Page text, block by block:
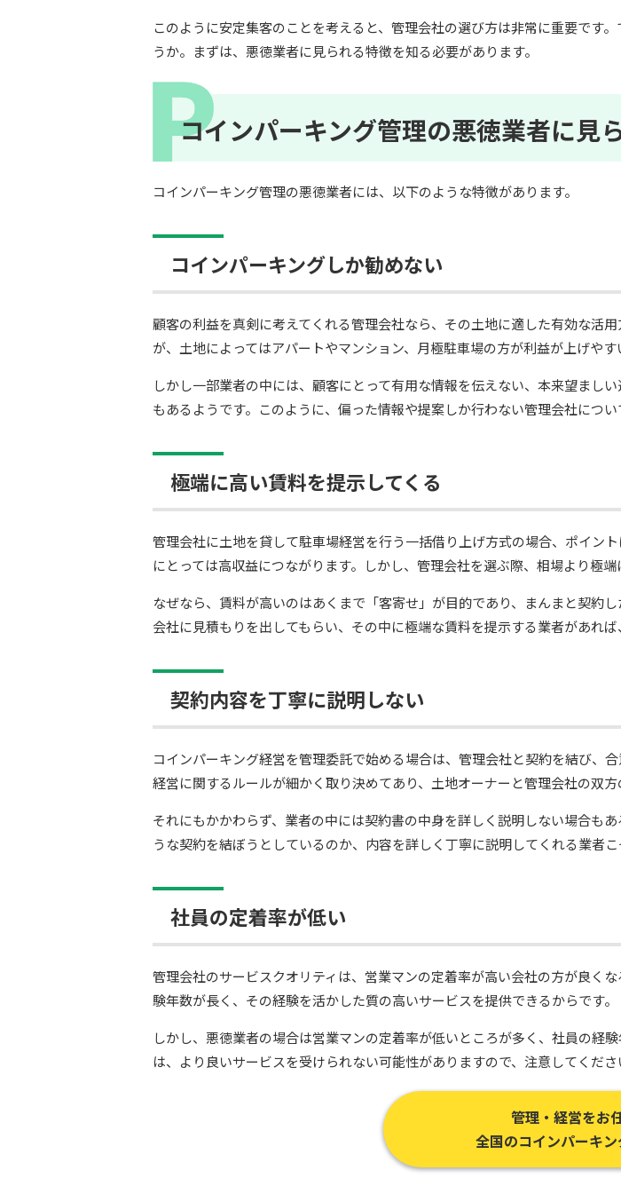
このように安定集客のことを考えると、管理会社の選び方は非常に重要です
うか。まずは、悪徳業者に見られる特徴を知る必要があります。
コインパーキング管理の悪徳業者に見
コインパーキング管理の悪徳業者には、以下のような特徴があります。
コインパーキングしか勧めない
顧客の利益を真剣に考えてくれる管理会社なら、その土地に適した有効な活
が、土地によってはアパートやマンション、月極駐車場の方が利益が上げやす
しかし一部業者の中には、顧客にとって有用な情報を伝えない、本来望まし
もあるようです。このように、偏った情報や提案しか行わない管理会社につい
極端に高い賃料を提示してくる
管理会社に土地を貸して駐車場経営を行う一括借り上げ方式の場合、ポイン
にとっては高収益につながります。しかし、管理会社を選ぶ際、相場より極
なぜなら、賃料が高いのはあくまで「客寄せ」が目的であり、まんまと契約
会社に見積もりを出してもらい、その中に極端な賃料を提示する業者があれば
契約内容を丁寧に説明しない
コインパーキング経営を管理委託で始める場合は、管理会社と契約を結び、
経営に関するルールが細かく取り決めてあり、土地オーナーと管理会社の双方
それにもかかわらず、業者の中には契約書の中身を詳しく説明しない場合も
うな契約を結ぼうとしているのか、内容を詳しく丁寧に説明してくれる業者
社員の定着率が低い
管理会社のサービスクオリティは、営業マンの定着率が高い会社の方が良く
験年数が長く、その経験を活かした質の高いサービスを提供できるからです。
しかし、悪徳業者の場合は営業マンの定着率が低いところが多く、社員の経
は、より良いサービスを受けられない可能性がありますので、注意してくださ
管理・経営をお
全国のコインパーキ